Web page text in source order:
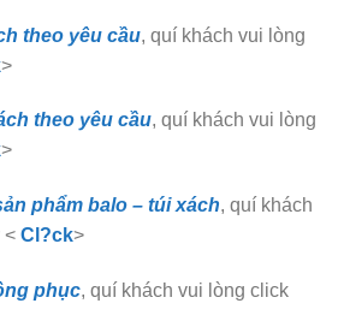
theo yêu cầu, quí khách vui lòng
>
theo yêu cầu, quí khách vui lòng
>
phẩm balo – túi xách, quí khách
< Cl?ck>
phục, quí khách vui lòng click